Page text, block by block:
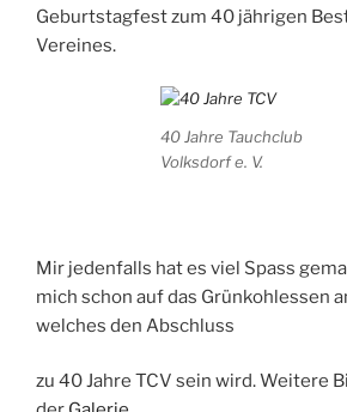
Geburtstagfest zum 40 jährigen
Vereines.
40 Jahre Tauchclub
Volksdorf e. V.
Mir jedenfalls hat es viel Spass
mich schon auf das Grünkohlessen
welches den Abschluss
zu 40 Jahre TCV sein wird. Weitere